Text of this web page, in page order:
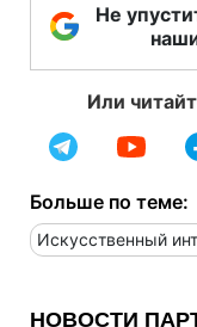
Не
Или
Больше по теме:
Искусственный